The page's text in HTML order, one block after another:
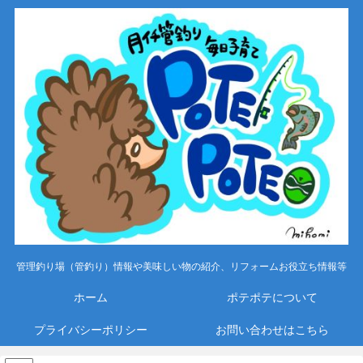
管理釣り場（管釣り）情報や美味しい物の紹介、リフォームお役立ち情報等
ホーム ポテポテについて
プライバシーポリシー お問い合わせはこちら